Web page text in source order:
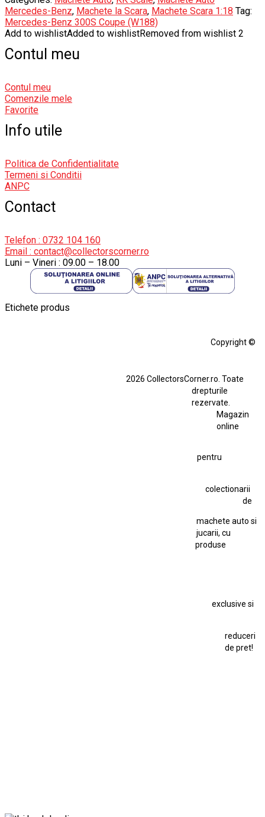
fost:
299.95 lei.
259.95 lei.
Mercedes-Benz, Machete la Scara, Machete Scara 1:18 Tag:
Mercedes-Benz 300S Coupe (W188)
Add to wishlistAdded to wishlistRemoved from wishlist 2
Contul meu
Contul meu
Comenzile mele
Favorite
Info utile
Politica de Confidentialitate
Termeni si Conditii
ANPC
Contact
Telefon : 0732 104 160
Email : contact@collectorscorner.ro
Luni – Vineri : 09.00 – 18.00
Etichete produs
Copyright ©
2026 CollectorsCorner.ro. Toate
drepturile
rezervate.
Magazin
online
pentru
colectionarii
de
machete auto si
jucarii, cu
produse
exclusive si
reduceri
de pret!